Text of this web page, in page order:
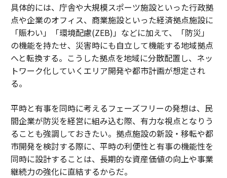
具体的には、庁舎や大規模スポーツ施設といった行政拠
点や企業のオフィス、商業施設といった経済拠点施設に
「賑わい」「環境配慮(ZEB)」などに加えて、「防災」
の機能を持たせ、災害時にも自立して機能する地域拠点
へと転換する。こうした拠点を地域に分散配置し、ネッ
トワーク化していくエリア開発や都市計画が想定され
る。
平時と有事を同時に考えるフェーズフリーの発想は、民
間企業が防災を経営に組み込む際、有力な視点となりう
ることも強調しておきたい。拠点施設の新設・移転や都
市開発を検討する際に、平時の利便性と有事の機能性を
同時に設計することは、長期的な資産価値の向上や事業
継続力の強化に直結するからだ。